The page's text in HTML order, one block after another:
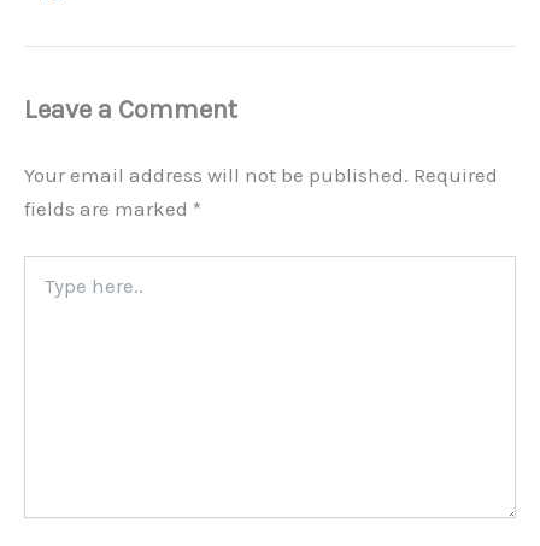
Leave a Comment
Your email address will not be published. Required
fields are marked *
here..